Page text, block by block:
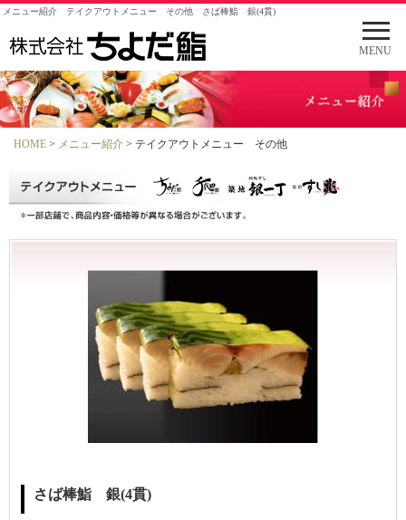
メ
ニ
ュ
を
MENU
メニュー紹介 テイクアウトメニュー その他 さば棒鮨 銀(4貫)
HOME > メニュー紹介 > テイクアウトメニュー その他
さば棒鮨 銀(4貫)